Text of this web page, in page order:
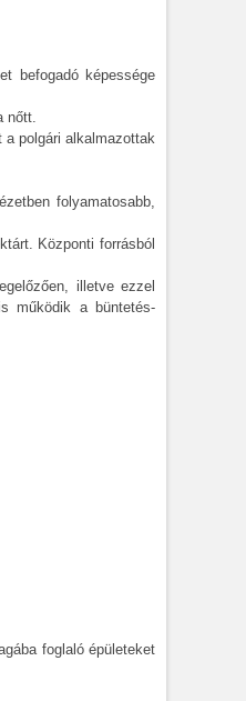
befogadó képessége
nőtt.
polgári alkalmazottak
folyamatosabb,
Központi forrásból
illetve ezzel
működik a büntetés-
foglaló épületeket